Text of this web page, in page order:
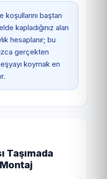
baştan
kapladığınız alan
hesaplanır; bu
gerçekten
koymak en
Taşımada